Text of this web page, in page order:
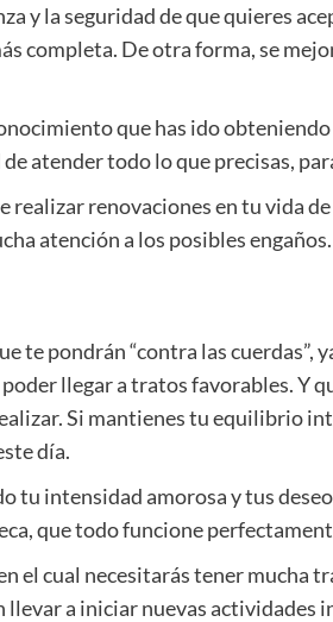
y la seguridad de que quieres
completa. De otra forma, se
que has ido
atender todo lo que precisas,
realizar renovaciones en tu vida
atención a los posibles engaños.
te pondrán “contra las cuerdas”,
llegar a tratos favorables. Y
Si mantienes tu equilibrio
día.
tu intensidad amorosa y tus
que todo funcione
el cual necesitarás tener mucha
a iniciar nuevas actividades